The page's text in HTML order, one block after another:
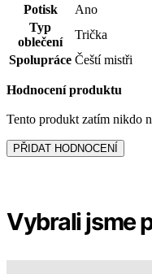
Potisk
Ano
Typ
oblečení
Trička
Spolupráce Čeští mistři
Hodnocení produktu
Tento produkt zatím nikdo
PŘIDAT HODNOCENÍ
Vybrali jsme